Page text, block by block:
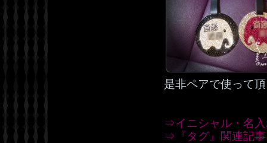
是非ペアで使って
⇒イニシャル・名
⇒『タグ』関連記事